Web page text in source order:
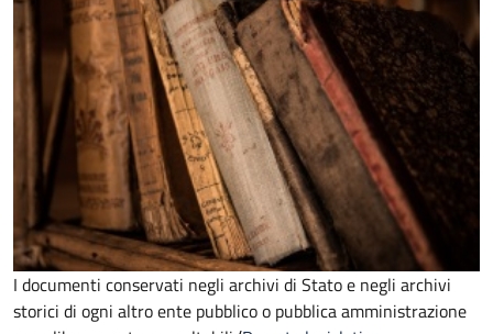
I documenti conservati negli archivi di Stato e negli archivi
storici di ogni altro ente pubblico o pubblica amministrazione